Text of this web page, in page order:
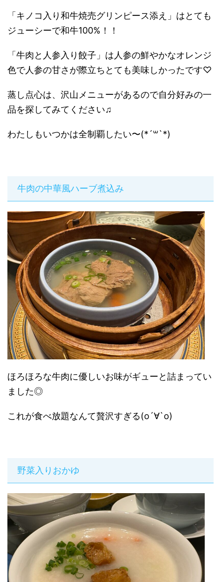
「キノコ入り和牛焼売グリンピース添え」はとても
ジューシーで和牛100%！！
「牛肉と人参入り餃子」は人参の鮮やかなオレンジ
色で人参の甘さが際立ちとても美味しかったです♡
蒸し点心は、沢山メニューがあるので自分好みの一
品を探してみてください♫
わたしもいつかは全制覇したい〜(*´꒳`*)
牛肉の中華風ハーブ煮込み
ほろほろな牛肉に優しいお味がギューと詰まってい
ました◎
これが食べ放題なんて贅沢すぎる(о´∀`о)
野菜入りおかゆ